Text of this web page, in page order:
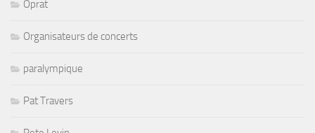
Oprat
Organisateurs de concerts
paralympique
Pat Travers